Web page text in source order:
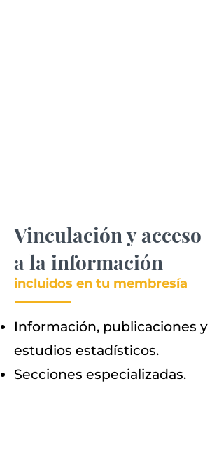
Vinculación y acceso
a la información
incluidos en tu membresía
Información, publicaciones y
estudios estadísticos.
Secciones especializadas.